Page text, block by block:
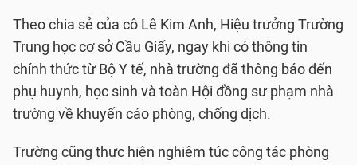
Theo chia sẻ của cô Lê Kim Anh, Hiệu trưởng Trường
Trung học cơ sở Cầu Giấy, ngay khi có thông tin
chính thức từ Bộ Y tế, nhà trường đã thông báo đến
phụ huynh, học sinh và toàn Hội đồng sư phạm nhà
trường về khuyến cáo phòng, chống dịch.
Trường cũng thực hiện nghiêm túc công tác phòng